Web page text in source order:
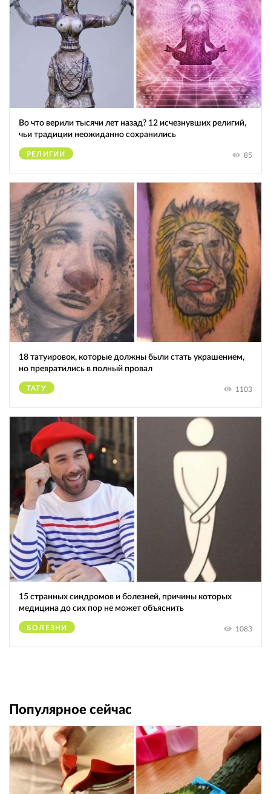
Во что верили тысячи лет назад? 12 исчезнувших религий,
чьи традиции неожиданно сохранились
РЕЛИГИИ 85
18 татуировок, которые должны были стать украшением,
но превратились в полный провал
ТАТУ 1103
15 странных синдромов и болезней, причины которых
медицина до сих пор не может объяснить
БОЛЕЗНИ 1083
Популярное сейчас